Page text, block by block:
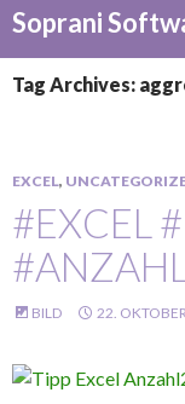
Soprani
TO
CONTENT
Tag Archives:
EXCEL,
#EXCEL
BILD 22.